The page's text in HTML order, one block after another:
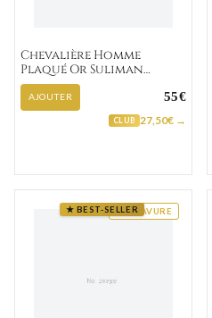
Chevalière Homme
Plaqué Or Suliman
Zirconium
AJOUTER 55€
CLUB 27,50€ →
GRAVURE
★ BEST-SELLER